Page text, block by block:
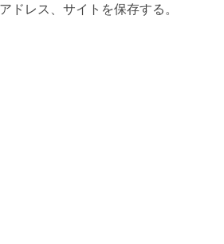
ドレス、サイトを保存する。